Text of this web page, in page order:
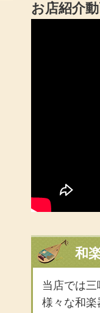
お店紹介
和
当店では
様々な和楽